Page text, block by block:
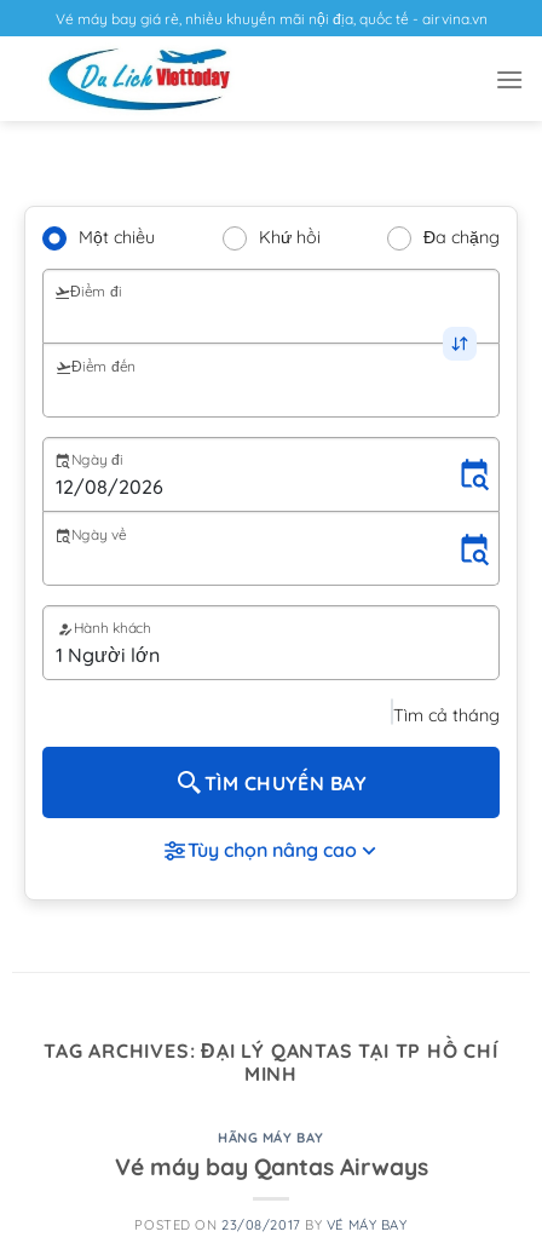
Vé máy bay giá rẻ, nhiều khuyến mãi nội địa, quốc tế - airvina.vn
Một chiều Khứ hồi Đa chặng
Điểm đi
Điểm đến
Ngày đi
Ngày về
Hành khách
Tìm cả tháng
TÌM CHUYẾN BAY
Tùy chọn nâng cao
TAG ARCHIVES:ĐẠI LÝ QANTAS TẠI TP HỒ CHÍ
MINH
HÃNG MÁY BAY
Vé máy bay Qantas Airways
POSTED ON23/08/2017 BY VÉ MÁY BAY